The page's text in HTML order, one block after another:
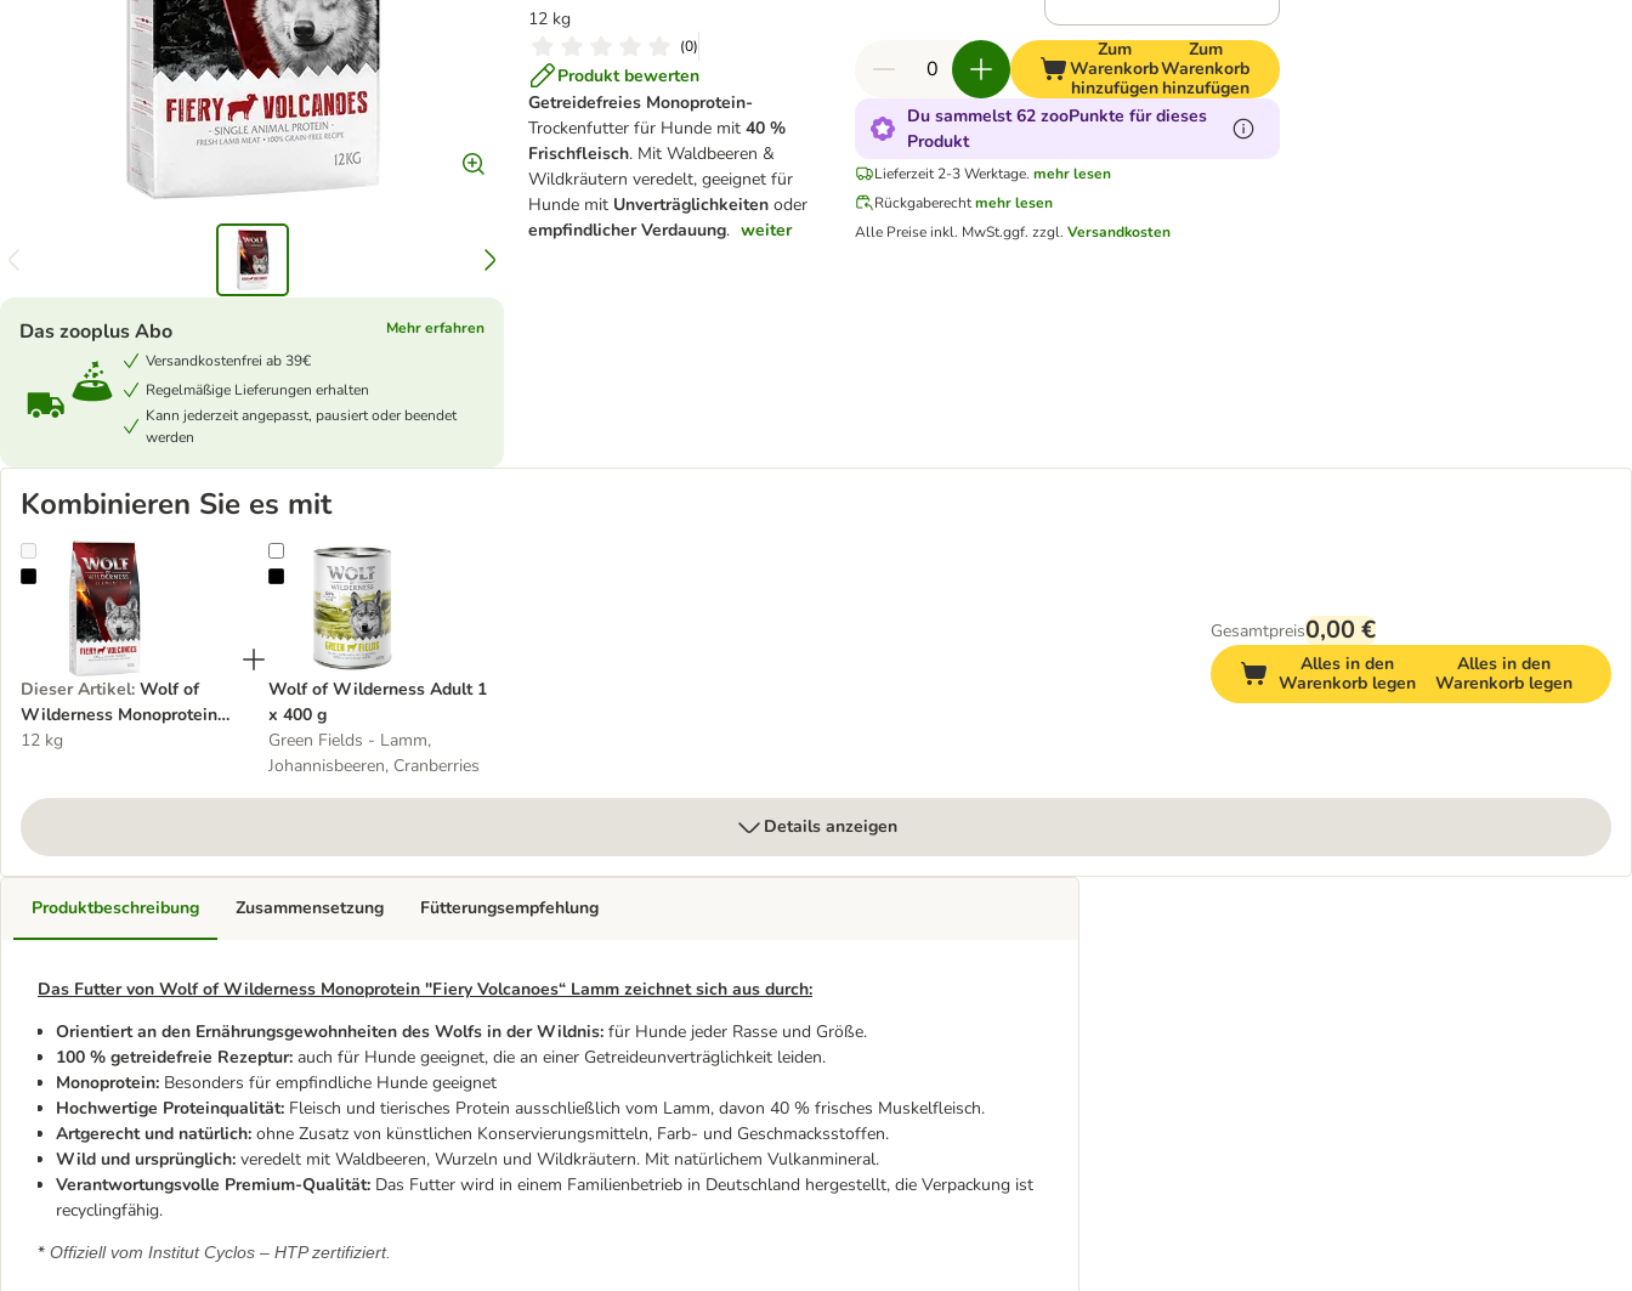
12 kg
(0)
Produkt bewerten
Getreidefreies Monoprotein-
Trockenfutter für Hunde mit 40 %
Frischfleisch. Mit Waldbeeren &
Wildkräutern veredelt, geeignet für
Hunde mit Unverträglichkeiten oder
empfindlicher Verdauung. weiter
Das zooplus Abo
Mehr erfahren
Versandkostenfrei ab 39€
Regelmäßige Lieferungen erhalten
Kann jederzeit angepasst, pausiert oder beendet
werden
Zum
Warenkorb
hinzufügen
Zum
Warenkorb
hinzufügen
Du sammelst 62 zooPunkte für dieses
Produkt
Lieferzeit 2-3 Werktage. mehr lesen
Rückgaberechtmehr lesen
Alle Preise inkl. MwSt.ggf. zzgl. Versandkosten
Kombinieren Sie es mit
Wolf of Wilderness Monoprotein Lamm "Fiery Volcanoes"
Dieser Artikel: Wolf of
Wilderness Monoprotein
12 kg
Wolf of Wilderness Adult 1 x 400 g
Wolf of Wilderness Adult 1
x 400 g
Green Fields - Lamm,
Johannisbeeren, Cranberries
Gesamtpreis0,00 €
Alles in den
Warenkorb legen
Alles in den
Warenkorb legen
Details anzeigen
Produktbeschreibung
Das Futter von Wolf of Wilderness Monoprotein "Fiery Volcanoes“ Lamm zeichnet sich aus durch:
Orientiert an den Ernährungsgewohnheiten des Wolfs in der Wildnis: für Hunde jeder Rasse und Größe.
100 % getreidefreie Rezeptur: auch für Hunde geeignet, die an einer Getreideunverträglichkeit leiden.
Monoprotein: Besonders für empfindliche Hunde geeignet
Hochwertige Proteinqualität: Fleisch und tierisches Protein ausschließlich vom Lamm, davon 40 % frisches Muskelfleisch.
Artgerecht und natürlich: ohne Zusatz von künstlichen Konservierungsmitteln, Farb- und Geschmacksstoffen.
Wild und ursprünglich: veredelt mit Waldbeeren, Wurzeln und Wildkräutern. Mit natürlichem Vulkanmineral.
Verantwortungsvolle Premium-Qualität: Das Futter wird in einem Familienbetrieb in Deutschland hergestellt, die Verpackung ist
recyclingfähig.
* Offiziell vom Institut Cyclos – HTP zertifiziert.
Zusammensetzung Fütterungsempfehlung